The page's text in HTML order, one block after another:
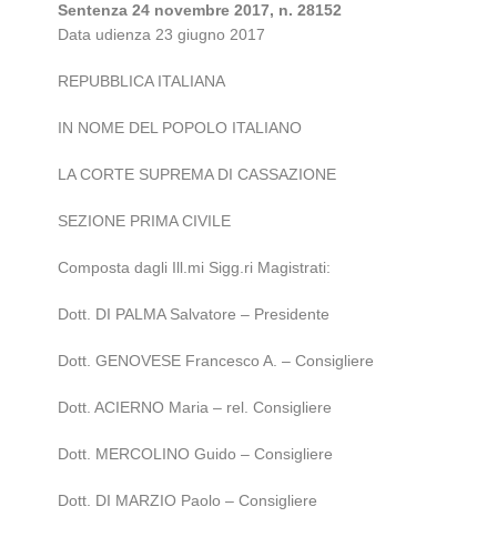
Sentenza 24 novembre 2017, n. 28152
Data udienza 23 giugno 2017
REPUBBLICA ITALIANA
IN NOME DEL POPOLO ITALIANO
LA CORTE SUPREMA DI CASSAZIONE
SEZIONE PRIMA CIVILE
Composta dagli Ill.mi Sigg.ri Magistrati:
Dott. DI PALMA Salvatore – Presidente
Dott. GENOVESE Francesco A. – Consigliere
Dott. ACIERNO Maria – rel. Consigliere
Dott. MERCOLINO Guido – Consigliere
Dott. DI MARZIO Paolo – Consigliere